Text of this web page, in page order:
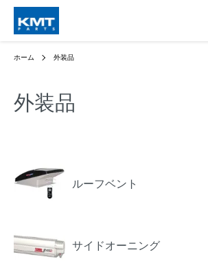
ホーム 外装品
外装品
ルーフベント
サイドオーニング